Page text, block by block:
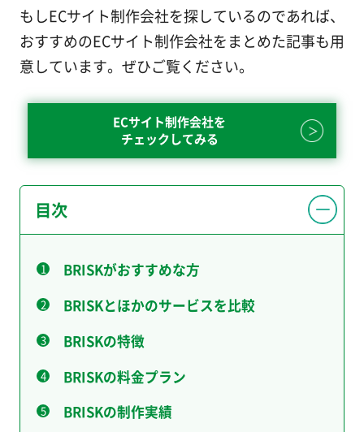
もしECサイト制作会社を探しているのであれば、
おすすめのECサイト制作会社をまとめた記事も用
意しています。ぜひご覧ください。
ECサイト制作会社を
チェックしてみる
目次
BRISKがおすすめな方
BRISKとほかのサービスを比較
BRISKの特徴
BRISKの料金プラン
BRISKの制作実績